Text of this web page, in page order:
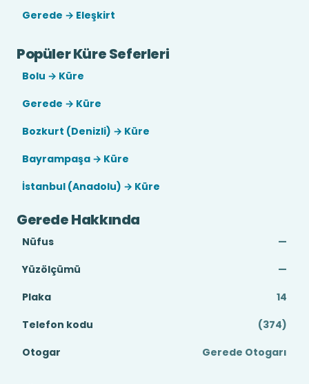
Gerede → Eleşkirt
Popüler Küre Seferleri
Bolu → Küre
Gerede → Küre
Bozkurt (Denizli) → Küre
Bayrampaşa → Küre
İstanbul (Anadolu) → Küre
Gerede Hakkında
Nüfus
—
Yüzölçümü
—
Plaka
14
Telefon kodu
(374)
Otogar
Gerede Otogarı